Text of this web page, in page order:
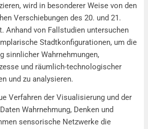
wird in besonderer Weise von den
Verschiebungen des 20. und 21.
Anhand von Fallstudien untersuchen
Stadtkonfigurationen, um die
sinnlicher Wahrnehmungen,
und räumlich-technologischer
und zu analysieren.
Verfahren der Visualisierung und der
Wahrnehmung, Denken und
sensorische Netzwerke die